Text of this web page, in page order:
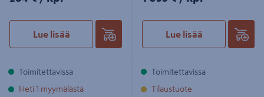
Lue lisää
Toimitettavissa
Heti 1 myymälästä
Lue lisää
Toimitettavissa
Tilaustuote